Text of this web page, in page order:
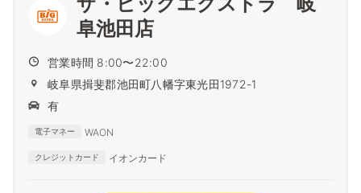
阜池田店
営業時間 8:00〜22:00
岐阜県揖斐郡池田町八幡字東光田1972-1
有
電子マネー WAON
クレジットカード イオンカード